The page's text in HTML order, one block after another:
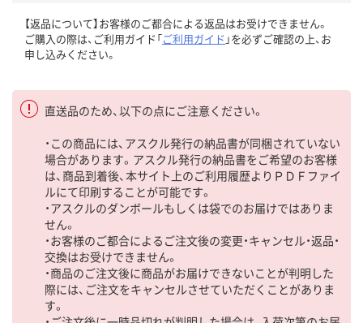
【返品について】お客様のご都合による返品はお受けできません。
ご購入の際は、ご利用ガイド「ご利用ガイド 」を必ずご確認の上、お
申し込みください。
直送品のため、以下の点にご注意ください。
・この商品には、アスクル発行の納品書が同梱されていない
場合があります。アスクル発行の納品書をご希望のお客様
は、商品到着後、本サイト上のご利用履歴よりＰＤＦファイ
ルにて印刷することが可能です。
・アスクルのダンボールもしくは袋でのお届けではありま
せん。
・お客様のご都合によるご注文後の変更・キャンセル・返品・
交換はお受けできません。
・商品のご注文後に商品がお届けできないことが判明した
際には、ご注文をキャンセルさせていただくことがありま
す。